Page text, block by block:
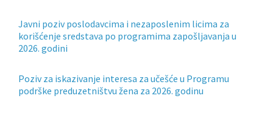
Javni poziv poslodavcima i nezaposlenim licima za
korišćenje sredstava po programima zapošljavanja u
2026. godini
Poziv za iskazivanje interesa za učešće u Programu
podrške preduzetništvu žena za 2026. godinu